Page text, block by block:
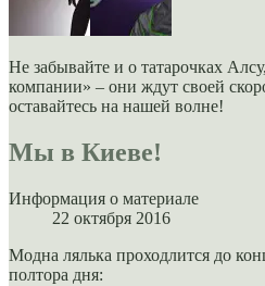
Не забывайте и о татарочках
компании» – они ждут своей
оставайтесь на нашей волне!
Мы в Киеве!
Информация о материале
22 октября 2016
Модна лялька проходлится до
полтора дня: